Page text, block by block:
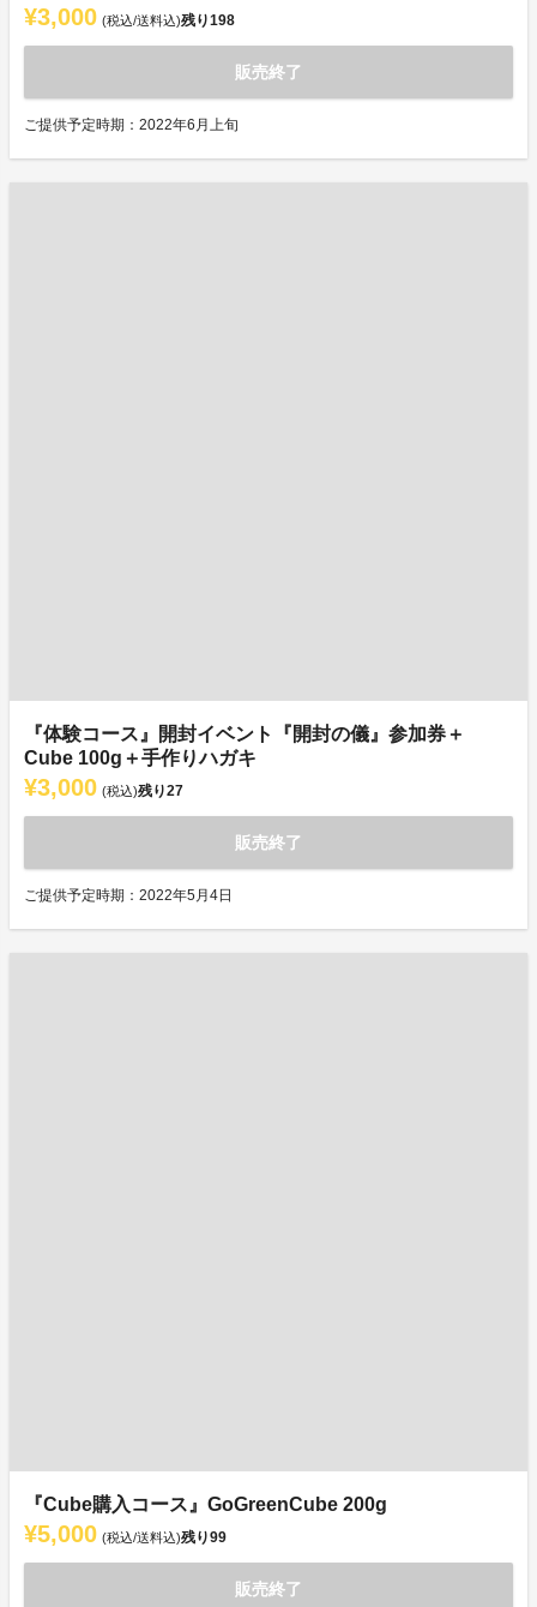
¥3,000 (税込/送料込)残り198
販売終了
ご提供予定時期：2022年6月上旬
『体験コース』開封イベント『開封の儀』参加券＋
Cube 100g＋手作りハガキ
¥3,000 (税込)残り27
販売終了
ご提供予定時期：2022年5月4日
『Cube購入コース』GoGreenCube 200g
¥5,000 (税込/送料込)残り99
販売終了